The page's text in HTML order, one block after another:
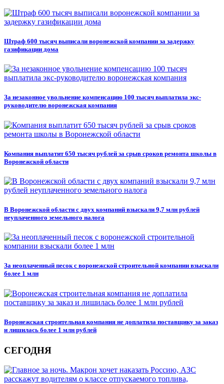
Штраф 600 тысяч выписали воронежской компании за задержку
газификации дома
За незаконное увольнение компенсацию 100 тысяч выплатила экс-
руководителю воронежская компания
Компания выплатит 650 тысяч рублей за срыв сроков ремонта школы в
Воронежской области
В Воронежской области с двух компаний взыскали 9,7 млн рублей
неуплаченного земельного налога
За неоплаченный песок с воронежской строительной компании взыскали
более 1 млн
Воронежская строительная компания не доплатила поставщику за заказ
и лишилась более 1 млн рублей
СЕГОДНЯ